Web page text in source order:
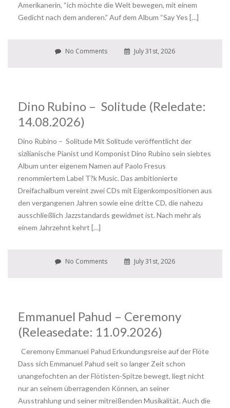
Amerikanerin, “ich möchte die Welt bewegen, mit einem
Gedicht nach dem anderen.” Auf dem Album “Say Yes […]
No Comments July 31st, 2026
Dino Rubino – Solitude (Reledate:
14.08.2026)
Dino Rubino – Solitude Mit Solitude veröffentlicht der
sizilianische Pianist und Komponist Dino Rubino sein siebtes
Album unter eigenem Namen auf Paolo Fresus
renommiertem Label T?k Music. Das ambitionierte
Dreifachalbum vereint zwei CDs mit Eigenkompositionen aus
den vergangenen Jahren sowie eine dritte CD, die nahezu
ausschließlich Jazzstandards gewidmet ist. Nach mehr als
einem Jahrzehnt kehrt […]
No Comments July 31st, 2026
Emmanuel Pahud – Ceremony
(Releasedate: 11.09.2026)
Ceremony Emmanuel Pahud Erkundungsreise auf der Flöte
Dass sich Emmanuel Pahud seit so langer Zeit schon
unangefochten an der Flötisten-Spitze bewegt, liegt nicht
nur an seinem überragenden Können, an seiner
Ausstrahlung und seiner mitreißenden Musikalität. Auch die